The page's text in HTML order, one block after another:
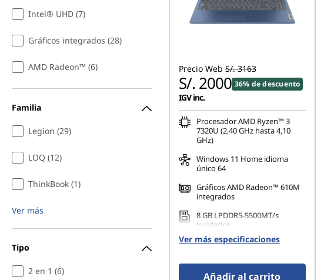
n
ñ
Intel® UHD (7)
Gráficos integrados (28)
AMD Radeon™ (6)
Familia
Legion (29)
LOQ (12)
ThinkBook (1)
Ver más
Tipo
2 en 1 (6)
Precio Web S/. 3163
S/. 2000 36% de descuento
IGV inc.
Procesador AMD Ryzen™ 3
7320U (2,40 GHz hasta 4,10
GHz)
Windows 11 Home idioma
único 64
Gráficos AMD Radeon™ 610M
integrados
8 GB LPDDR5-5500MT/s
(soldado)
512 GB SSD M.2 2242 PCIe TLC
Ver más especificaciones
Añadir al carrito